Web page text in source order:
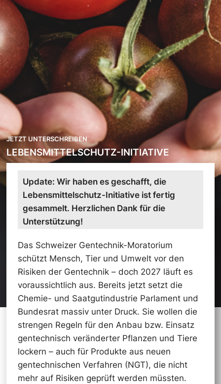
JETZT UNTERSCHREIBEN
LEBENSMITTELSCHUTZ-INITIATIVE
Update: Wir haben es geschafft, die
Lebensmittelschutz-Initiative ist fertig
gesammelt. Herzlichen Dank für die
Unterstützung!
Das Schweizer Gentechnik-Moratorium
schützt Mensch, Tier und Umwelt vor den
Risiken der Gentechnik – doch 2027 läuft es
voraussichtlich aus. Bereits jetzt setzt die
Chemie- und Saatgutindustrie Parlament und
Bundesrat massiv unter Druck. Sie wollen die
strengen Regeln für den Anbau bzw. Einsatz
gentechnisch veränderter Pflanzen und Tiere
lockern – auch für Produkte aus neuen
gentechnischen Verfahren (NGT), die nicht
mehr auf Risiken geprüft werden müssten.